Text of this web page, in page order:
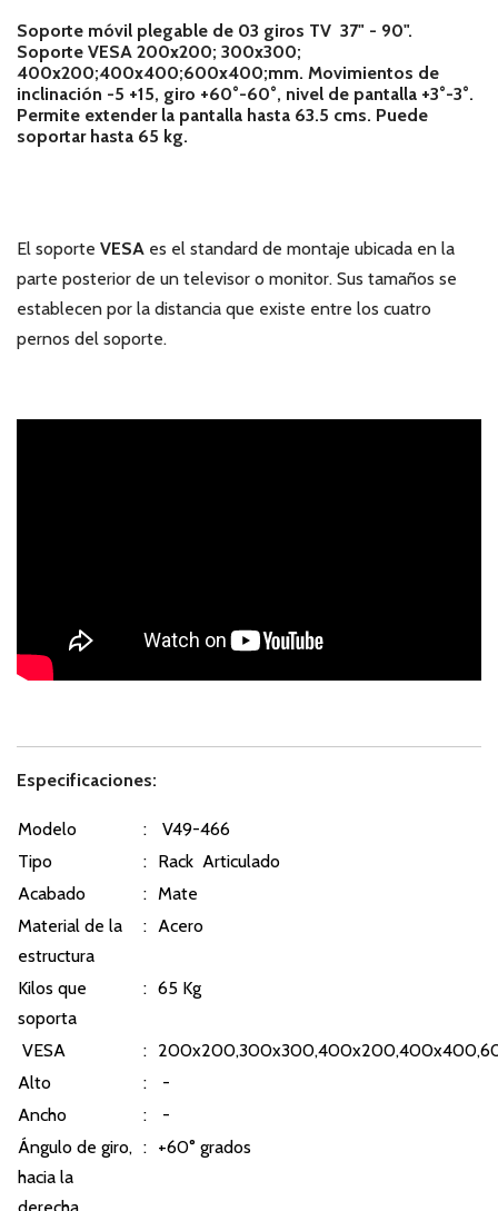
Soporte móvil plegable de 03 giros TV 37" - 90".
Soporte VESA 200x200; 300x300;
400x200;400x400;600x400;mm. Movimientos de
inclinación -5 +15, giro +60°-60°, nivel de pantalla +3°-3°.
Permite extender la pantalla hasta 63.5 cms. Puede
soportar hasta 65 kg.
El soporte VESA es el standard de montaje ubicada en la
parte posterior de un televisor o monitor. Sus tamaños se
establecen por la distancia que existe entre los cuatro
pernos del soporte.
Especificaciones:
Modelo :
V49-466
Tipo
: Rack Articulado
Acabado
: Mate
Material de la
estructura
: Acero
Kilos que
soporta
: 65 Kg
VESA :
Alto
:
-
Ancho
:
-
Ángulo de giro,
hacia la
: +60° grados